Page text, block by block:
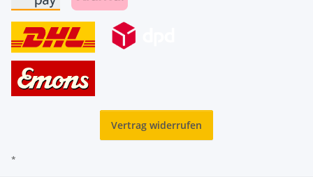
Vertrag widerrufen
*